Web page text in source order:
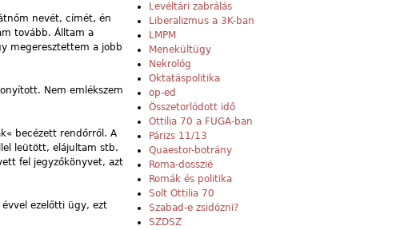
nevét, címét, én
tovább. Álltam a
megeresztettem a jobb
Nem emlékszem
becézett rendőrről. A
leütött, elájultam stb.
fel jegyzőkönyvet, azt
évvel ezelőtti ügy, ezt
Levéltári zabrálás
Liberalizmus a 3K-ban
LMPM
Menekültügy
Nekrológ
Oktatáspolitika
op-ed
Összetorlódott idő
Ottilia 70 a FUGA-ban
Párizs 11/13
Quaestor-botrány
Roma-dosszié
Romák és politika
Solt Ottilia 70
Szabad-e zsidózni?
SZDSZ